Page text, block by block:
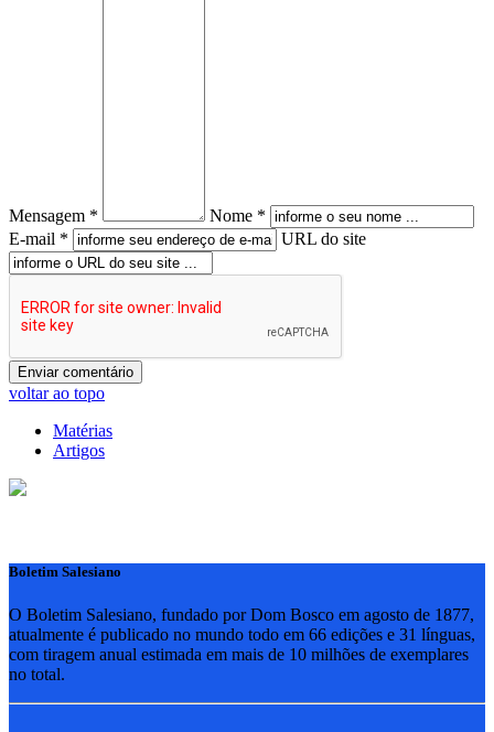
Mensagem *
Nome *
E-mail *
URL do site
voltar ao topo
Matérias
Artigos
Boletim Salesiano
O Boletim Salesiano, fundado por Dom Bosco em agosto de 1877,
atualmente é publicado no mundo todo em 66 edições e 31 línguas,
com tiragem anual estimada em mais de 10 milhões de exemplares
no total.